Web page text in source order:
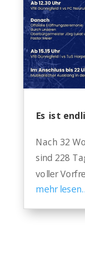
Es ist
Nach 32
sind 228
voller
mehr